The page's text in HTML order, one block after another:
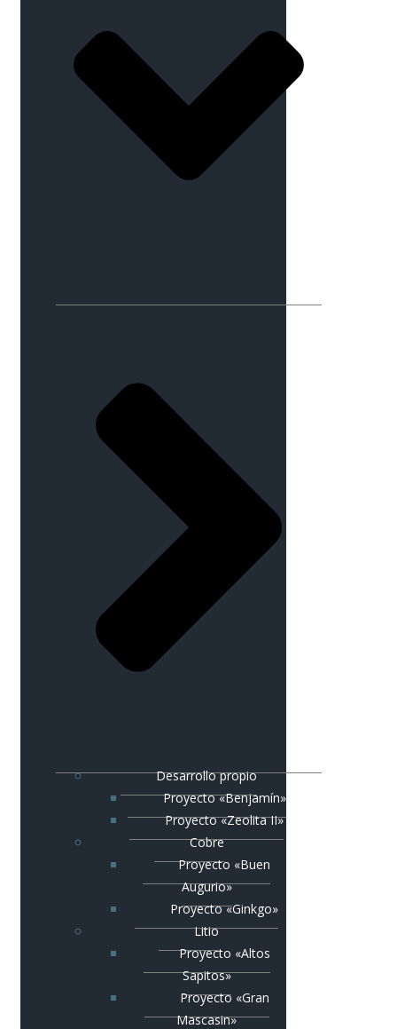
Desarrollo propio
Proyecto «Benjamín»
Proyecto «Zeolita II»
Cobre
Proyecto «Buen
Augurio»
Proyecto «Ginkgo»
Litio
Proyecto «Altos
Sapitos»
Proyecto «Gran
Mascasin»